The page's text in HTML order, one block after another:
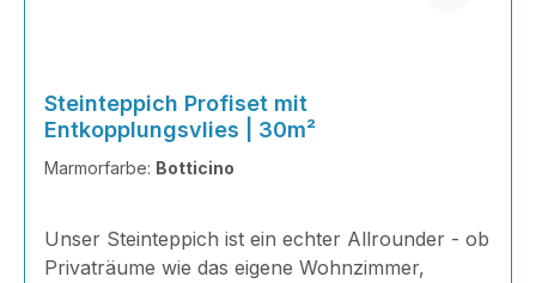
Steinteppich Profiset mit
Entkopplungsvlies | 30m²
Marmorfarbe: Botticino
Unser Steinteppich ist ein echter Allrounder - ob
Privaträume wie das eigene Wohnzimmer,